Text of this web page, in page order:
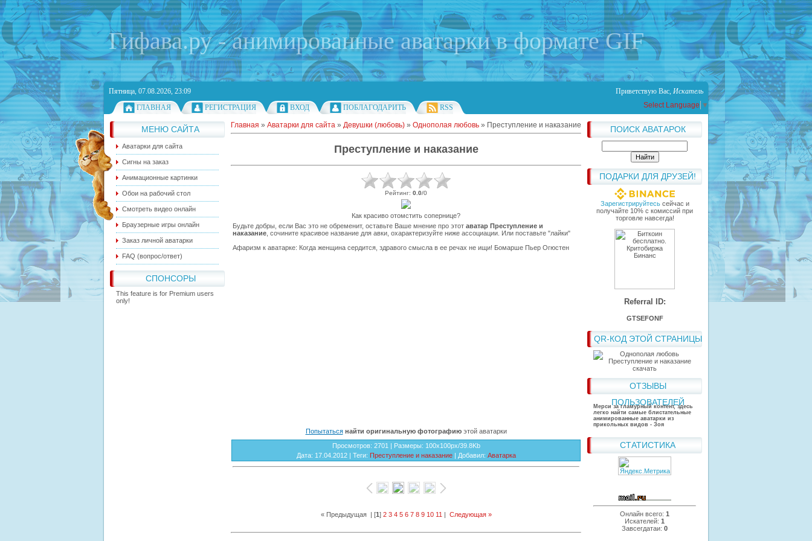
Гифава.ру - анимированные аватарки в формате GIF
Пятница, 07.08.2026, 23:09 Приветствую Вас, Искатель
ГЛАВНАЯ
РЕГИСТРАЦИЯ ВХОД ПОБЛАГОДАРИТЬ RSS Select Language ▼
МЕНЮ САЙТА
Аватарки для сайта
Сигны на заказ
Анимационные картинки
Обои на рабочий стол
Смотреть видео онлайн
Браузерные игры онлайн
Заказ личной аватарки
FAQ (вопрос/ответ)
СПОНСОРЫ
This feature is for Premium users
only!
ПОИСК АВАТАРОК
ПОДАРКИ ДЛЯ ДРУЗЕЙ!
Зарегистрируйтесьсейчас и
получайте 10% с комиссий при
торговле навсегда!
Referral ID:
GTSEFONF
QR-КОД ЭТОЙ СТРАНИЦЫ
ОТЗЫВЫ
ПОЛЬЗОВАТЕЛЕЙ
Мерси за гламурный контент, здесь
легко найти самые блистательные
анимированные аватарки из
прикольных видов - Зоя
СТАТИСТИКА
Онлайн всего: 1
Искателей: 1
Завсегдатаи: 0
Главная » Аватарки для сайта » Девушки (любовь) » Однополая любовь » Преступление и наказание
Преступление и наказание
Рейтинг: 0.0/0
Как красиво отомстить сопернице?
Будьте добры, если Вас это не обременит, оставьте Ваше мнение про этот аватар Преступление и
наказание , сочините красивое название для авки, охарактеризуйте ниже ассоциации. Или поставьте "лайки"
Афаризм к аватарке: Когда женщина сердится, здравого смысла в ее речах не ищи! Бомарше Пьер Огюстен
Попытаться найти оригинальную фотографиюэтой аватарки
Просмотров: 2701 | Размеры: 100x100px/39.8Kb
Дата: 17.04.2012 | Теги: Преступление и наказание| Добавил: Аватарка
« Предыдущая| [1] 2 3 4 5 6 7 8 9 10 11 | Следующая »